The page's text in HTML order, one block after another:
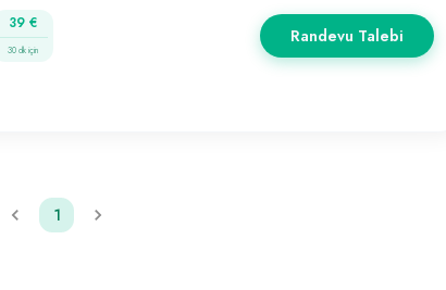
39 €
30 dk için
Randevu Talebi
1